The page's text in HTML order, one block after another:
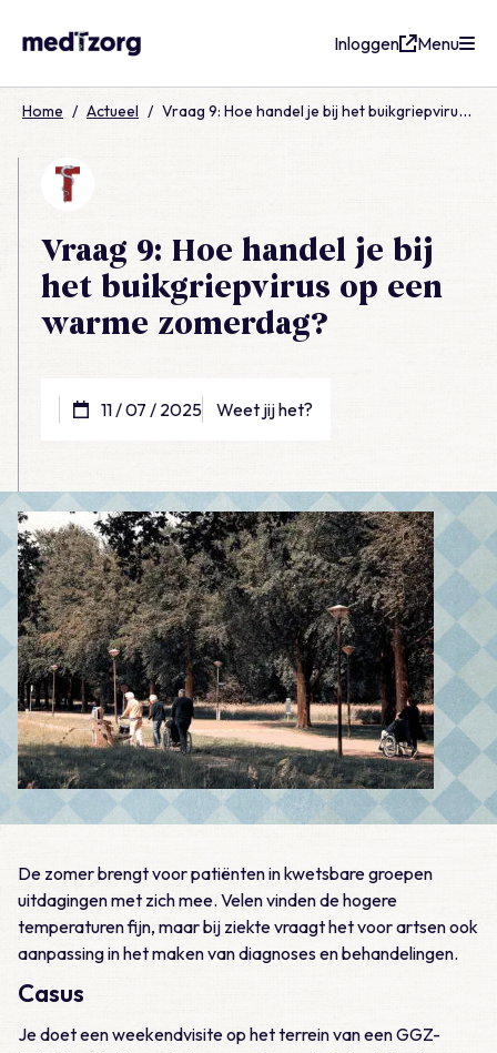
Inloggen Menu
Home / Actueel / Vraag 9: Hoe handel je bij het buikgriepvirus op een warme zomerdag?
Vraag 9: Hoe handel je bij
het buikgriepvirus op een
warme zomerdag?
11 / 07 / 2025 Weet jij het?
De zomer brengt voor patiënten in kwetsbare groepen
uitdagingen met zich mee. Velen vinden de hogere
temperaturen fijn, maar bij ziekte vraagt het voor artsen ook
aanpassing in het maken van diagnoses en behandelingen.
Casus
Je doet een weekendvisite op het terrein van een GGZ-